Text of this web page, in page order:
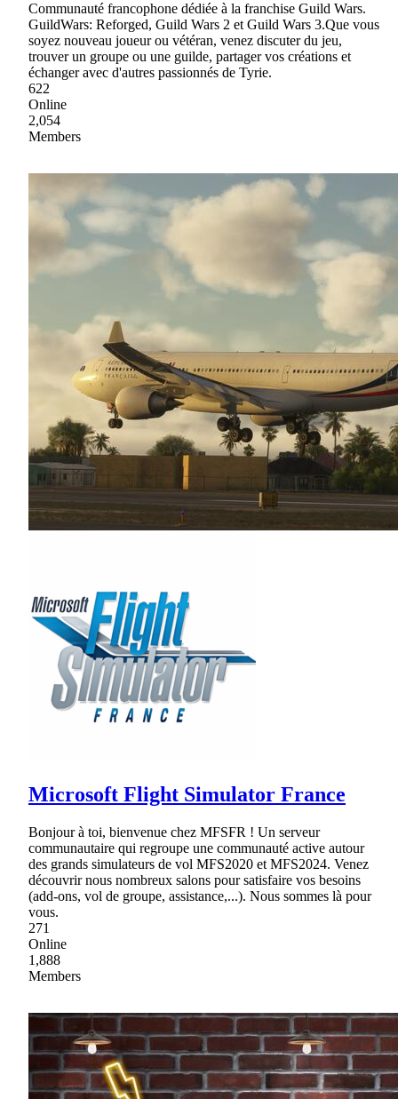
Communauté francophone dédiée à la franchise Guild Wars.
GuildWars: Reforged, Guild Wars 2 et Guild Wars 3.Que vous
soyez nouveau joueur ou vétéran, venez discuter du jeu,
trouver un groupe ou une guilde, partager vos créations et
échanger avec d'autres passionnés de Tyrie.
622
Online
2,054
Members
Microsoft Flight Simulator France
Bonjour à toi, bienvenue chez MFSFR ! Un serveur
communautaire qui regroupe une communauté active autour
des grands simulateurs de vol MFS2020 et MFS2024. Venez
découvrir nous nombreux salons pour satisfaire vos besoins
(add-ons, vol de groupe, assistance,...). Nous sommes là pour
vous.
271
Online
1,888
Members